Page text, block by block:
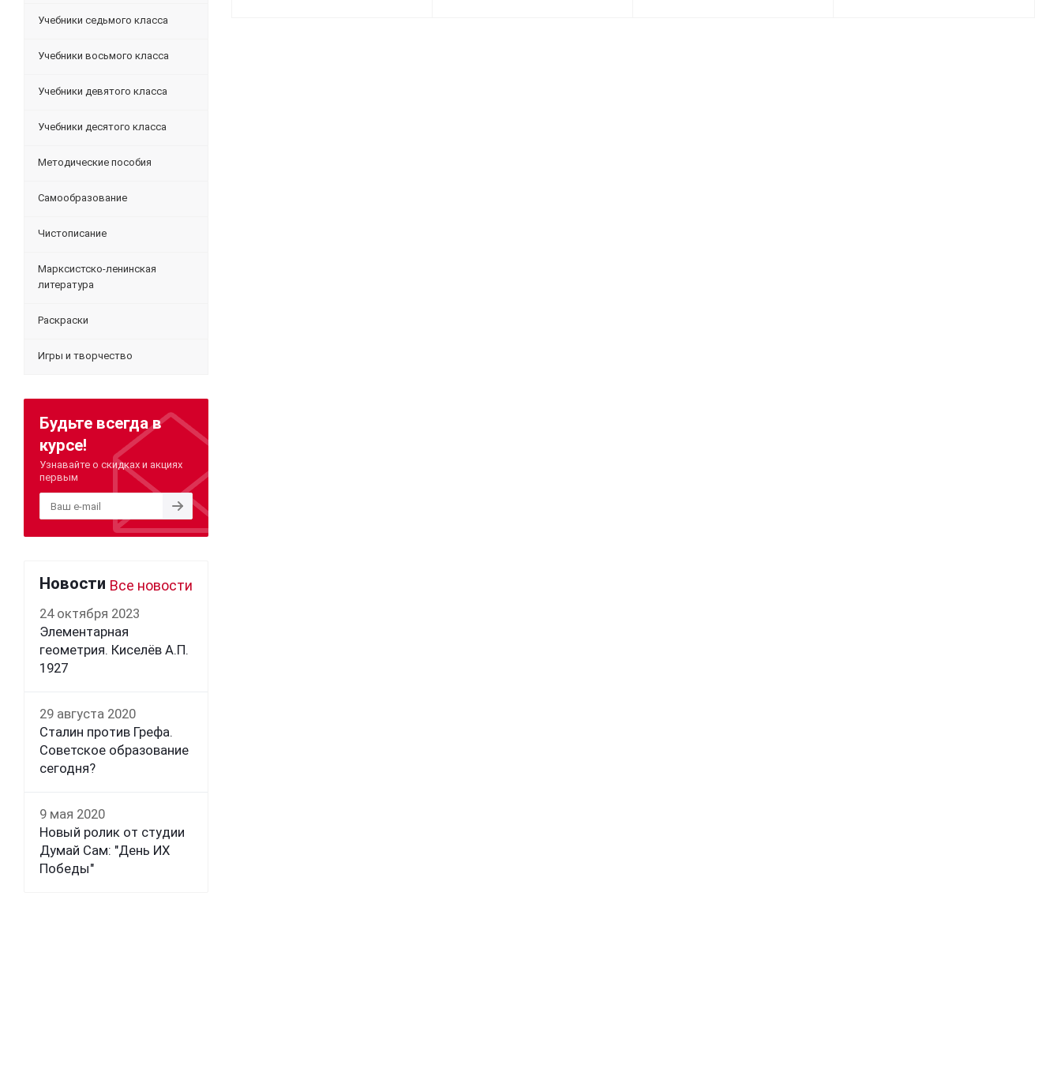
Учебники седьмого класса
Учебники восьмого класса
Учебники девятого класса
Учебники десятого класса
Методические пособия
Самообразование
Чистописание
Марксистско-ленинская
литература
Раскраски
Игры и творчество
Будьте всегда в
курсе!
Узнавайте о скидках и акциях
первым
Новости Все новости
24 октября 2023
Элементарная
геометрия. Киселёв А.П.
1927
29 августа 2020
Сталин против Грефа.
Советское образование
сегодня?
9 мая 2020
Новый ролик от студии
Думай Сам: "День ИХ
Победы"